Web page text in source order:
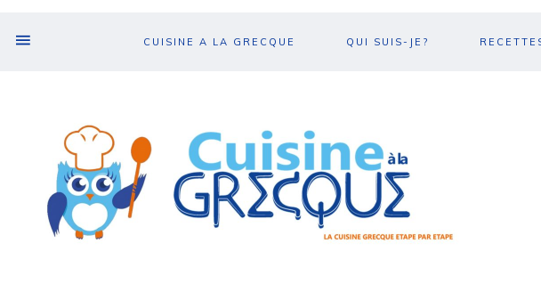
CUISINE A LA GRECQUE QUI SUIS-JE?